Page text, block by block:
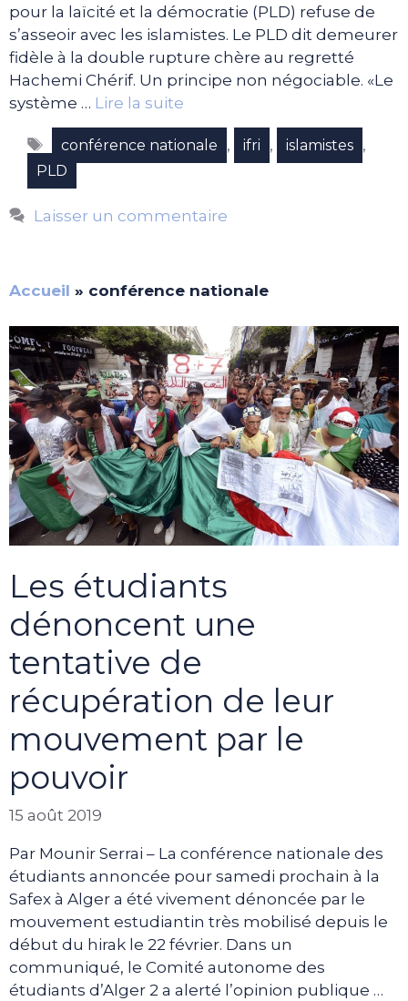
pour la laïcité et la démocratie (PLD) refuse de
s’asseoir avec les islamistes. Le PLD dit demeurer
fidèle à la double rupture chère au regretté
Hachemi Chérif. Un principe non négociable. «Le
système … Lire la suite
Étiquettes
conférence nationale , ifri , islamistes ,
PLD
Laisser un commentaire
Accueil » conférence nationale
Les étudiants
dénoncent une
tentative de
récupération de leur
mouvement par le
pouvoir
15 août 2019
Par Mounir Serrai – La conférence nationale des
étudiants annoncée pour samedi prochain à la
Safex à Alger a été vivement dénoncée par le
mouvement estudiantin très mobilisé depuis le
début du hirak le 22 février. Dans un
communiqué, le Comité autonome des
étudiants d’Alger 2 a alerté l’opinion publique …